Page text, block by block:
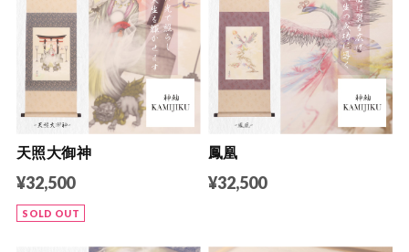
天照大御神
¥32,500
SOLD OUT
鳳凰
¥32,500